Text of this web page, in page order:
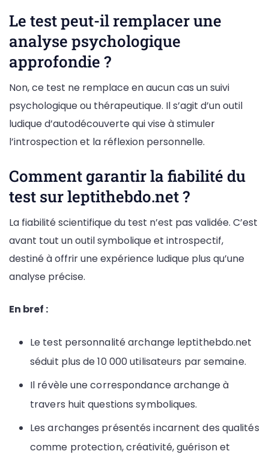
Le test peut-il remplacer une
analyse psychologique
approfondie ?
Non, ce test ne remplace en aucun cas un suivi
psychologique ou thérapeutique. Il s’agit d’un outil
ludique d’autodécouverte qui vise à stimuler
l’introspection et la réflexion personnelle.
Comment garantir la fiabilité du
test sur leptithebdo.net ?
La fiabilité scientifique du test n’est pas validée. C’est
avant tout un outil symbolique et introspectif,
destiné à offrir une expérience ludique plus qu’une
analyse précise.
En bref :
Le test personnalité archange leptithebdo.net
séduit plus de 10 000 utilisateurs par semaine.
Il révèle une correspondance archange à
travers huit questions symboliques.
Les archanges présentés incarnent des qualités
comme protection, créativité, guérison et